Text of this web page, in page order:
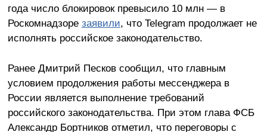
года число блокировок превысило 10 млн — в
Роскомнадзоре заявили, что Telegram продолжает не
исполнять российское законодательство.
Ранее Дмитрий Песков сообщил, что главным
условием продолжения работы мессенджера в
России является выполнение требований
российского законодательства. При этом глава ФСБ
Александр Бортников отметил, что переговоры с